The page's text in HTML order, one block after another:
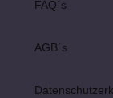
FAQ´s
AGB´s